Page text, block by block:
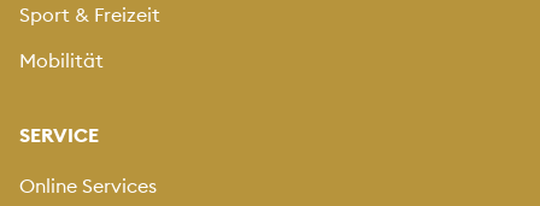
Sport & Freizeit
Mobilität
SERVICE
Online Services